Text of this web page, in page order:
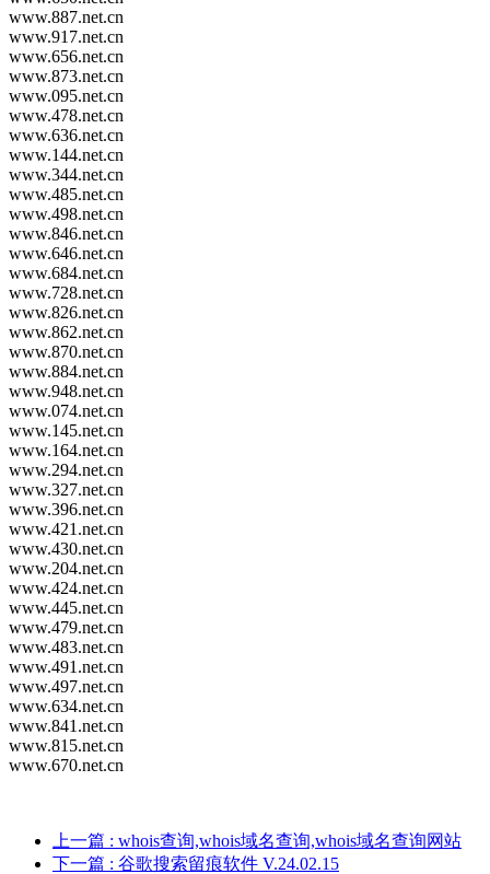
www.887.net.cn
www.917.net.cn
www.656.net.cn
www.873.net.cn
www.095.net.cn
www.478.net.cn
www.636.net.cn
www.144.net.cn
www.344.net.cn
www.485.net.cn
www.498.net.cn
www.846.net.cn
www.646.net.cn
www.684.net.cn
www.728.net.cn
www.826.net.cn
www.862.net.cn
www.870.net.cn
www.884.net.cn
www.948.net.cn
www.074.net.cn
www.145.net.cn
www.164.net.cn
www.294.net.cn
www.327.net.cn
www.396.net.cn
www.421.net.cn
www.430.net.cn
www.204.net.cn
www.424.net.cn
www.445.net.cn
www.479.net.cn
www.483.net.cn
www.491.net.cn
www.497.net.cn
www.634.net.cn
www.841.net.cn
www.815.net.cn
www.670.net.cn
上一篇 : whois查询,whois域名查询,whois域名查询网站
下一篇 : 谷歌搜索留痕软件 V.24.02.15